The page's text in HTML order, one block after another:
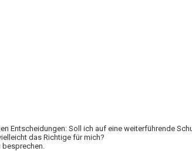
Entscheidungen: Soll ich auf eine weiterführende
das Richtige für mich?